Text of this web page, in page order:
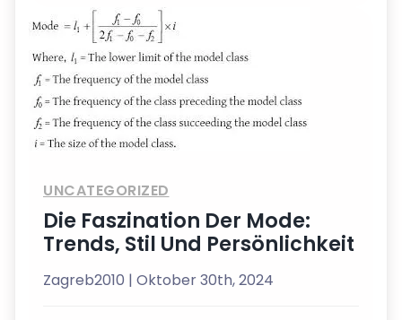
UNCATEGORIZED
Die Faszination Der Mode:
Trends, Stil Und Persönlichkeit
Zagreb2010 | Oktober 30th, 2024